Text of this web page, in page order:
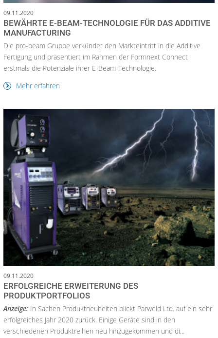
09.11.2020
BEWÄHRTE E-BEAM-TECHNOLOGIE FÜR DAS ADDITIVE
MANUFACTURING
Die pro-beam Gruppe verkündet den Markteintritt in die Additive
Fertigung und präsentiert im Rahmen der Formnext Connect
erstmals die Potenziale ihrer E-Beam-Technologie.
Mehr erfahren
09.11.2020
ERFOLGREICHE ERWEITERUNG DES
PRODUKTPORTFOLIOS
Anzeige: In Sachen Produktneuheiten blickt Parweld Ltd. auf ein sehr
erfolgreiches Jahr 2020 zurück. Einige Geräte sind in den
verschiedenen Produktreihen neu hinzugekommen und di...